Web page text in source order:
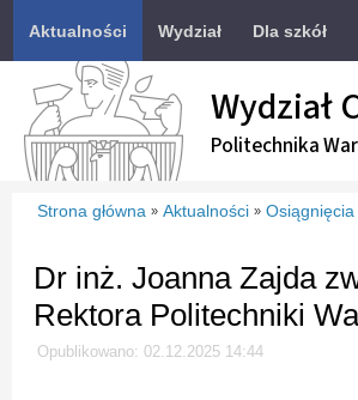
Aktualności Wydział Dla szkół
Wydział
Politechnika
Strona główna » Aktualności » Osiągnięcia
Dr inż. Joanna Zajda
Rektora Politechniki
Opublikowano: 02.12.2025 14:44